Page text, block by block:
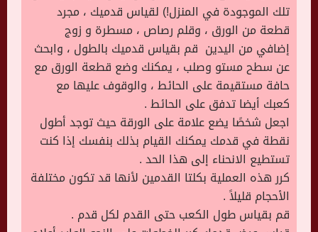
تلك الموجودة في المنزل!) لقياس قدميك ، مجرد
قطعة من الورق ، وقلم رصاص ، مسطرة و زوج
إضافي من اليدين قم بقياس قدميك بالطول ، وابحث
عن سطح مستو وصلب ، يمكنك وضع قطعة الورق مع
حافة مستقيمة على الحائط ، والوقوف عليها مع
كعبك أيضا تدفق على الحائط .
اجعل شخصًا يضع علامة على الورقة حيث توجد أطول
نقطة في قدمك يمكنك القيام بذلك بنفسك إذا كنت
تستطيع الانحناء إلى هذا الحد .
كرر هذه العملية بكلتا القدمين لأنها قد تكون مختلفة
الأحجام قليلاً .
قم بقياس طول الكعب حتى القدم لكل قدم .